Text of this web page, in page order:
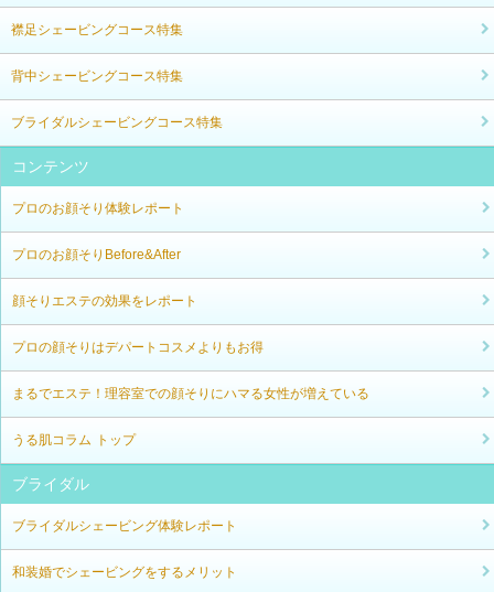
襟足シェービングコース特集
背中シェービングコース特集
ブライダルシェービングコース特集
コンテンツ
プロのお顔そり体験レポート
プロのお顔そりBefore&After
顔そりエステの効果をレポート
プロの顔そりはデパートコスメよりもお得
まるでエステ！理容室での顔そりにハマる女性が増えている
うる肌コラム トップ
ブライダル
ブライダルシェービング体験レポート
和装婚でシェービングをするメリット